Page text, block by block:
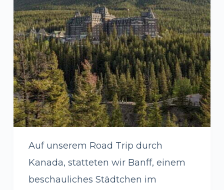
Auf unserem Road Trip durch
Kanada, statteten wir Banff, einem
beschauliches Städtchen im